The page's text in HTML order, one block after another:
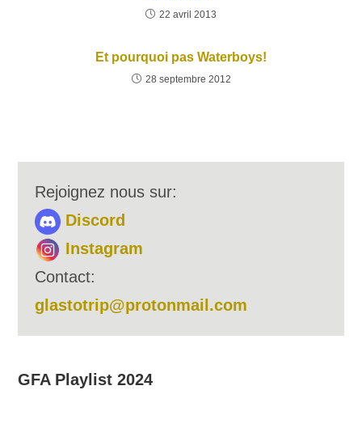
22 avril 2013
Et pourquoi pas Waterboys!
28 septembre 2012
Rejoignez nous sur:
Discord
Instagram
Contact:
glastotrip@protonmail.com
GFA Playlist 2024